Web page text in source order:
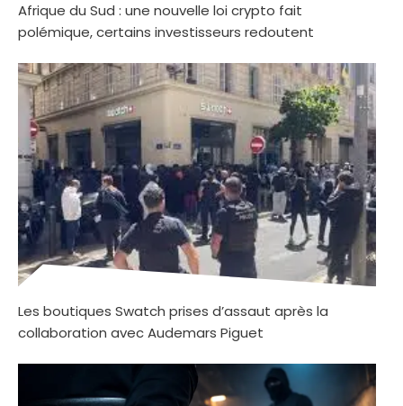
Afrique du Sud : une nouvelle loi crypto fait
polémique, certains investisseurs redoutent
Les boutiques Swatch prises d’assaut après la
collaboration avec Audemars Piguet